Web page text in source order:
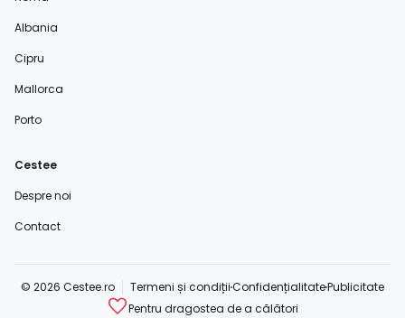
Albania
Cipru
Mallorca
Porto
Cestee
Despre noi
Contact
© 2026 Cestee.ro Termeni și condițiiConfidențialitatePublicitate
Pentru dragostea de a călători